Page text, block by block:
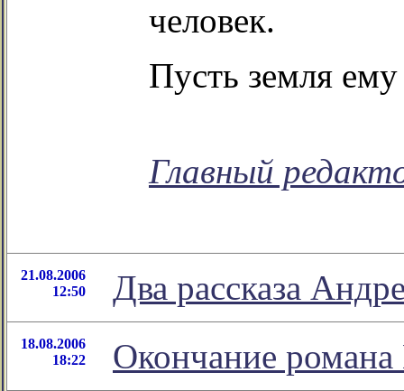
человек.
Пусть земля
Главный
21.08.2006
12:50
Два рассказа
18.08.2006
18:22
Окончание романа